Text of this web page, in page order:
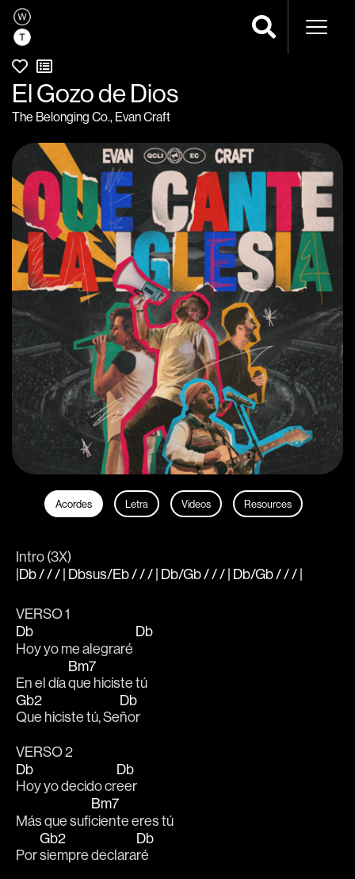
El Gozo de Dios
The Belonging Co., Evan Craft
Acordes Letra Videos Resources
Intro (3X)
|Db / / / | Dbsus/Eb / / / | Db/Gb / / / | Db/Gb / / / |
VERSO 1
Db
Hoy yo me alegraré
Db
En el día
Bm7
que hiciste tú
Gb2
Que hiciste tú, Se
Db
ñor
VERSO 2
Db
Hoy yo decido cr
Db
eer
Más que sufi
Bm7
ciente eres tú
Por
Gb2
siempre declara
Db
ré